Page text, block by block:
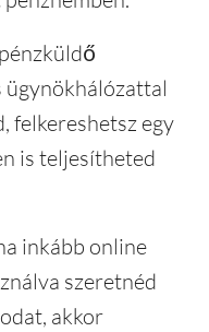
ügynökhálózattal
felkereshetsz egy
is teljesítheted
inkább online
szeretnéd
akkor